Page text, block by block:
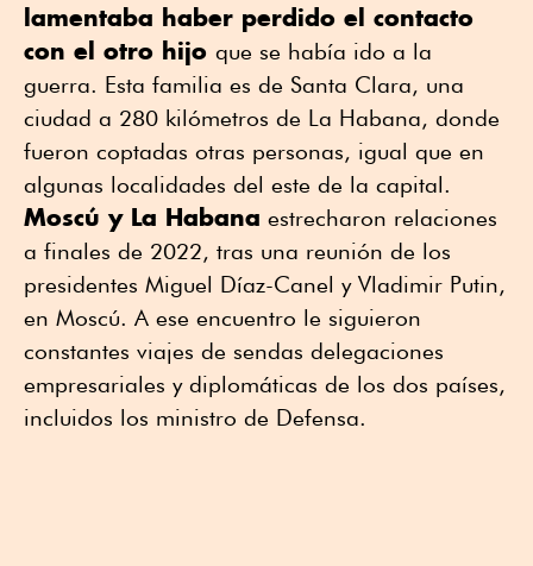
lamentaba haber perdido el contacto
con el otro hijo que se había ido a la
guerra. Esta familia es de Santa Clara, una
ciudad a 280 kilómetros de La Habana, donde
fueron coptadas otras personas, igual que en
algunas localidades del este de la capital.
Moscú y La Habana estrecharon relaciones
a finales de 2022, tras una reunión de los
presidentes Miguel Díaz-Canel y Vladimir Putin,
en Moscú. A ese encuentro le siguieron
constantes viajes de sendas delegaciones
empresariales y diplomáticas de los dos países,
incluidos los ministro de Defensa.